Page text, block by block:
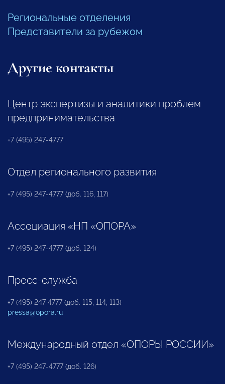
Региональные отделения
Представители за рубежом
Другие контакты
Центр экспертизы и аналитики проблем
предпринимательства
+7 (495) 247-4777
Отдел регионального развития
+7 (495) 247-4777 (доб. 116, 117)
Ассоциация «НП «ОПОРА»
+7 (495) 247-4777 (доб. 124)
Пресс-служба
+7 (495) 247 4777 (доб. 115, 114, 113)
pressa@opora.ru
Международный отдел «ОПОРЫ РОССИИ»
+7 (495) 247-4777 (доб. 126)